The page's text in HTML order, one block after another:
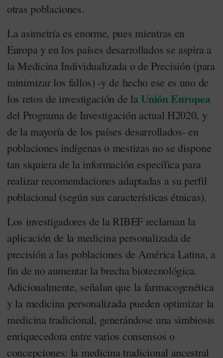
otras poblaciones.
La asimetría es enorme, pues mientras en
Europa y en los países desarrollados se aspira a
la Medicina Individualizada o de Precisión (para
minimizar los fallos) -y de hecho ese es uno de
los retos de investigación de laUnión Europea
del Programa de Investigación actual H2020, y
de la mayoría de los países desarrollados- en
poblaciones indígenas o mestizas no se dispone
tan siquiera de la información específica para
realizar recomendaciones adaptadas a su perfil
poblacional (según sus características étnicas).
Los investigadores de la RIBEF reclaman la
aplicación de la medicina personalizada de
precisión a las poblaciones de América Latina, a
fin de no aumentar la brecha biotecnológica.
Adicionalmente, señalan que la farmacogenética
y la medicina personalizada pueden optimizar la
medicina tradicional, generándose una simbiosis
enriquecedora entre varios consensos o
concepciones: la medicina tradicional ancestral